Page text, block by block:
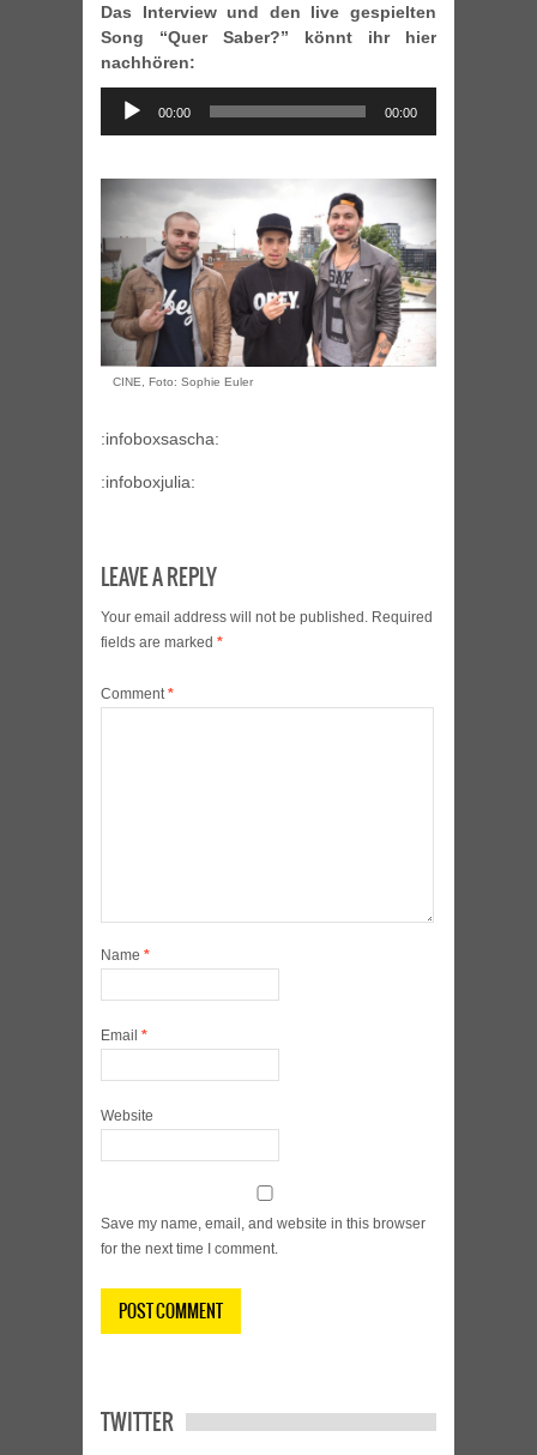
Das Interview und den live gespielten
Song “Quer Saber?” könnt ihr hier
nachhören:
Audio
Player
00:00 00:00
CINE, Foto: Sophie Euler
:infoboxsascha:
:infoboxjulia:
LEAVE A REPLY
Your email address will not be published. Required
fields are marked *
Comment*
Name *
Email *
Website
Save my name, email, and website in this browser
for the next time I comment.
TWITTER